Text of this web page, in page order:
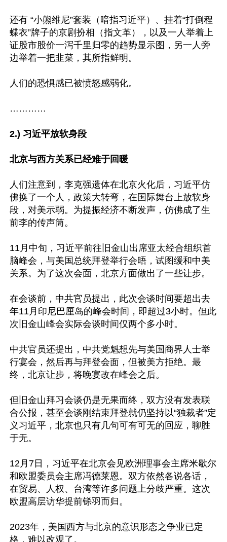
还有 “小熊维尼”套装（暗指习近平）、挂着“打倒程
蝶衣”牌子的京剧扮相（指文革），以及一人举着上
证股市股价一泻千里归零的趋势显示图，另一人旁
边举着一把韭菜，其所指鲜明。
人们的恐惧感已被愤怒感弱化。
…………
2.) 习近平放软身段
北京与西方关系已经难于回暖
人们注意到，李克强遗体在北京火化后，习近平仿
佛换了一个人，政策大转弯，在国际舞台上放软身
段，对美示弱。为提振经济不断发声，仿佛成了生
前李的传声筒。
11月中旬，习近平前往旧金山出席亚太经合组织首
脑峰会，与美国总统拜登举行会晤，试图缓和中美
关系。为了这次会面，北京方面做出了一些让步。
在会谈前，中共官员提出，此次会谈时间要超出去
年11月印尼巴厘岛的峰会时间，即超过3小时。但此
次旧金山峰会实际会谈时间仅两个多小时。
中共官员还提出，中共党魁想先与美国商界人士举
行宴会，然后再与拜登会面，但被美方拒绝。最
终，北京让步，将晚宴改在峰会之后。
但旧金山拜习会谈仍是无果而终，双方没有发表联
合公报，甚至会谈刚结束拜登就仍坚持以“独裁者”定
义习近平，北京也只有几句可有可无的回应，聊胜
于无。
12月7日，习近平在北京会见欧洲理事会主席米歇尔
和欧盟委员会主席冯德莱恩。双方依然各说各话，
在贸易、人权、台湾等许多问题上分歧严重。这次
欧盟高层访华提前铩羽而归。
2023年，美国西方与北京的意识形态之争业已定
格，难以改观了。